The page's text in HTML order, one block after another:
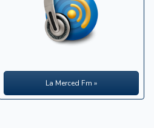
La Merced Fm »